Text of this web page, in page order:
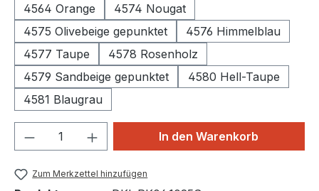
4564 Orange
4574 Nougat
4575 Olivebeige gepunktet
4576 Himmelblau
4577 Taupe
4578 Rosenholz
4579 Sandbeige gepunktet
4580 Hell-Taupe
4581 Blaugrau
Produkt Anzahl: Gib denIn den Warenkorb
Zum Merkzettel hinzufügen